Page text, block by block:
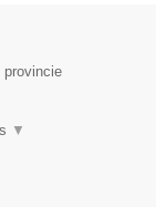
provincie
▼